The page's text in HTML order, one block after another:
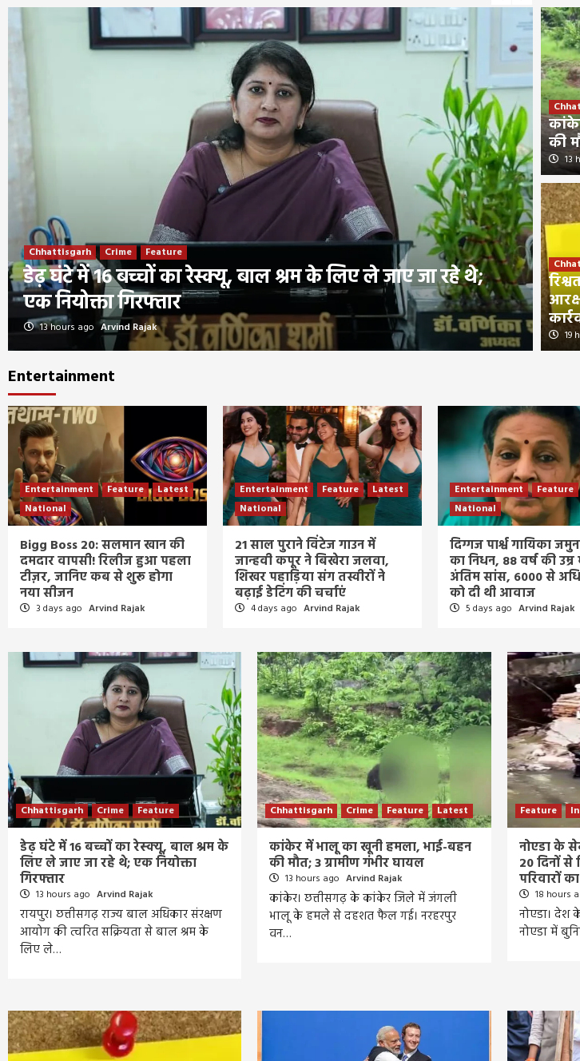
Chhattisgarh Crime Feature
डेढ़ घंटे में 16 बच्चों का रेस्क्यू, बाल श्रम के लिए ले जाए जा रहे थे;
एक नियोक्ता गिरफ्तार
13 hours ago Arvind Rajak 13
की
13
19
Entertainment
Entertainment Feature
Latest
National
Bigg Boss 20: सलमान खान की
दमदार वापसी! रिलीज हुआ पहला
टीज़र, जानिए कब से शुरू होगा
नया सीजन
3 days ago Arvind Rajak
Entertainment Feature
Latest
National
21 साल पुराने विंटेज गाउन में
जान्हवी कपूर ने बिखेरा जलवा,
शिखर पहाड़िया संग तस्वीरों ने
बढ़ाई डेटिंग की चर्चाएं
4 days ago Arvind Rajak
Entertainment Feature
National
दिग्गज पार्श्व गायिका
का निधन, 88 वर्ष की
अंतिम सांस, 6000 से
को दी थी आवाज
5 days ago Arvind Rajak
Chhattisgarh Crime Feature
डेढ़ घंटे में 16 बच्चों का रेस्क्यू, बाल श्रम के
लिए ले जाए जा रहे थे; एक नियोक्ता
गिरफ्तार
13 hours ago Arvind Rajak
रायपुर। छत्तीसगढ़ राज्य बाल अधिकार संरक्षण
आयोग की त्वरित सक्रियता से बाल श्रम के
लिए ले…
Chhattisgarh Crime Feature Latest
कांकेर में भालू का खूनी हमला, भाई-बहन
की मौत; 3 ग्रामीण गंभीर घायल
13 hours ago Arvind Rajak
कांकेर। छत्तीसगढ़ के कांकेर जिले में जंगली
भालू के हमले से दहशत फैल गई। नरहरपुर
वन…
Feature
नोएडा के
20 दिनों
परिवारों
18 hours
नोएडा।
नोएडा में